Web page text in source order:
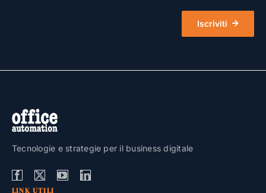
Iscriviti
Tecnologie e strategie per il business digitale
LINK UTILI